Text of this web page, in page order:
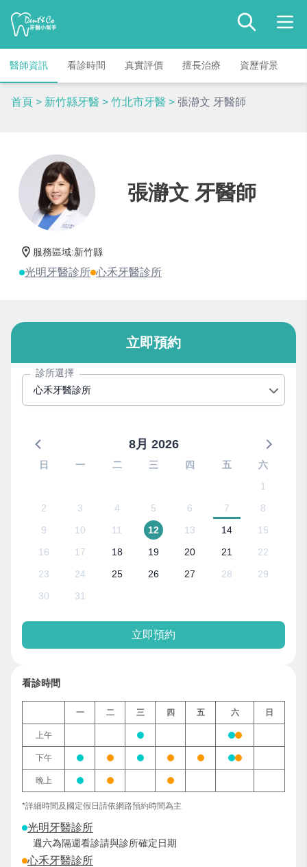
醫師資訊 看診時間 真實評價 擅長治療 資歷背景
首頁 > 新竹縣牙醫 > 竹北市牙醫 > 張瀞文 牙醫師
張瀞文 牙醫師
服務區域:新竹縣
光明牙醫診所 心禾牙醫診所
看診時間
一 二 三 四 五 六 日
上午
下午
晚上
*詳細時間及國定假日請依網路預約時間為主
光明牙醫診所
週六為隔週看診請與診所確定日期
心禾牙醫診所
立即預約
診所選擇
心禾牙醫診所
8月 2026
日 一 二 三 四 五
六
1
2
3 4 5 6 7
8
9
10 11 12 13 14
15
16
17 18 19 20 21
22
23
24 25 26 27 28
29
30
31
立即預約